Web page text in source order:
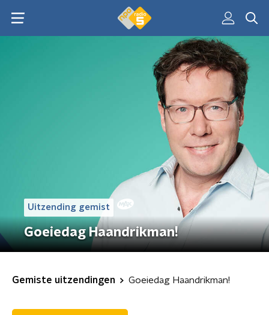
Uitzending gemist
Goeiedag Haandrikman!
Gemiste uitzendingen Goeiedag Haandrikman!